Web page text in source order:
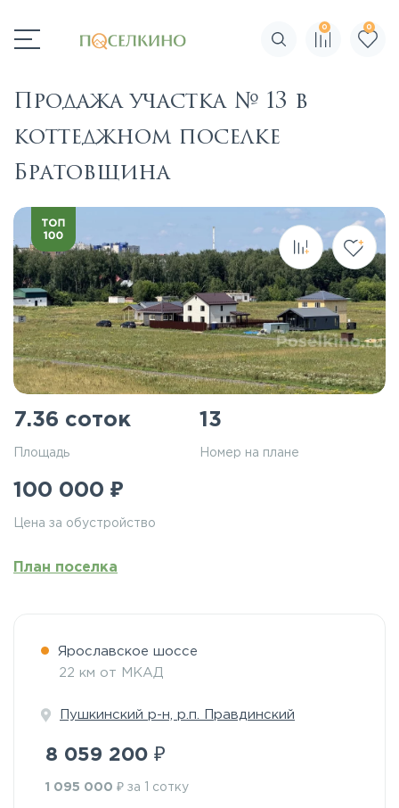
Поиск по сайту
0 0
Продажа участка № 13 в
коттеджном поселке
Братовщина
7.36 соток
Площадь
13
Номер на плане
100 000 ₽
Цена за обустройство
План поселка
Ярославское шоссе
22 км от МКАД
Пушкинский р-н, р.п. Правдинский
8 059 200 ₽
1 095 000 ₽ за 1 сотку